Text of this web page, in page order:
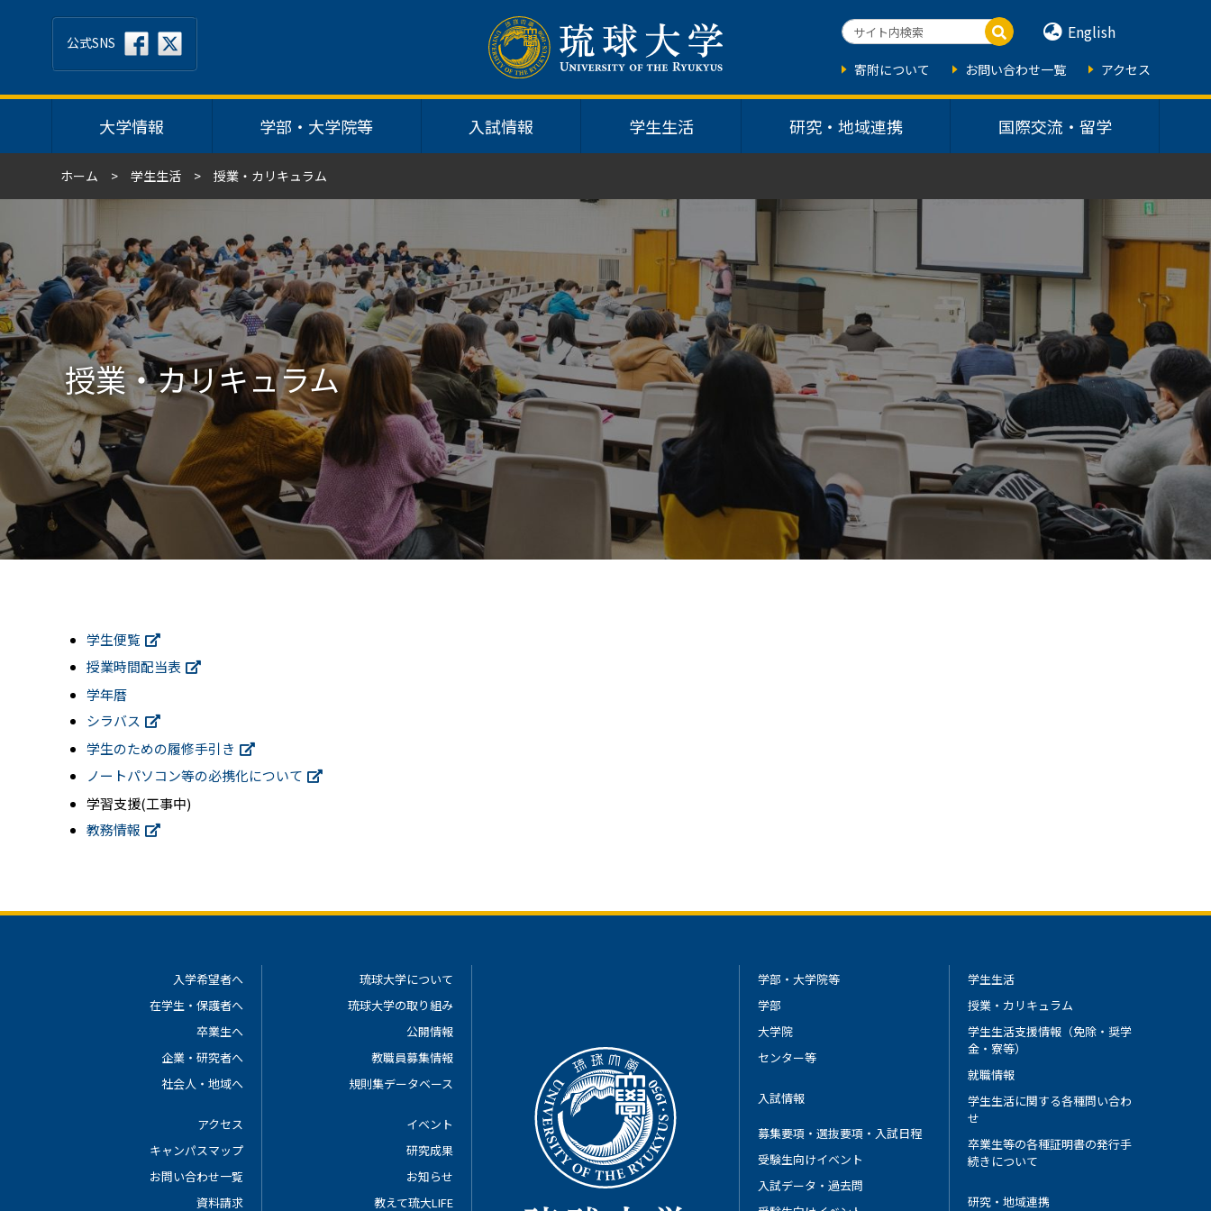
大学情報 学部・大学院等 入試情報 学生生活 研究・地域連携 国際交流・留学
公式SNS English
寄附について お問い合わせ一覧 アクセス
ホーム 学生生活 授業・カリキュラム
授業・カリキュラム
学生便覧
授業時間配当表
学年暦
シラバス
学生のための履修手引き
ノートパソコン等の必携化について
学習支援(工事中)
教務情報
入学希望者へ
在学生・保護者へ
卒業生へ
企業・研究者へ
社会人・地域へ
アクセス
キャンパスマップ
お問い合わせ一覧
資料請求
琉球大学について
琉球大学の取り組み
公開情報
教職員募集情報
規則集データベース
イベント
研究成果
お知らせ
教えて琉大LIFE
学部・大学院等
学部
大学院
センター等
入試情報
募集要項・選抜要項・入試日程
受験生向けイベント
入試データ・過去問
学生生活
授業・カリキュラム
学生生活支援情報（免除・奨学
金・寮等）
就職情報
学生生活に関する各種問い合わ
せ
卒業生等の各種証明書の発行手
続きについて
研究・地域連携